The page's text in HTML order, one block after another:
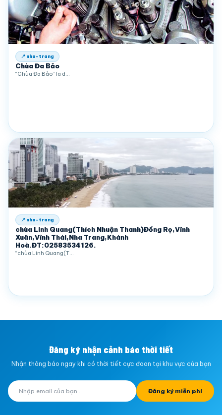
📍 nha-trang
Chùa Đa Bảo
“Chùa Đa Bảo” la d…
📍 nha-trang
chùa Linh Quang(Thích Nhuận Thanh)Đồng Rọ,Vĩnh
Xuân,Vĩnh Thái,Nha Trang,Khánh
Hoà.ĐT:02583534126.
“chùa Linh Quang(T…
Đăng ký nhận cảnh báo thời tiết
Nhận thông báo ngay khi có thời tiết cực đoan tại khu vực của bạn
Đăng ký miễn phí